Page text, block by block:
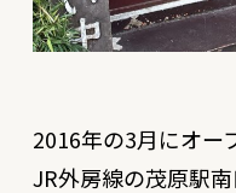
2016年の3月にオー
JR外房線の茂原駅